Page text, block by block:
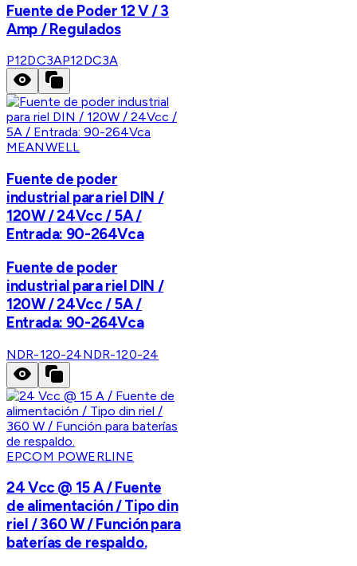
Fuente de Poder 12 V / 3
Amp / Regulados
P12DC3AP12DC3A
MEANWELL
Fuente de poder
industrial para riel DIN /
120W / 24Vcc / 5A /
Entrada: 90-264Vca
Fuente de poder
industrial para riel DIN /
120W / 24Vcc / 5A /
Entrada: 90-264Vca
NDR-120-24NDR-120-24
EPCOM POWERLINE
24 Vcc @ 15 A / Fuente
de alimentación / Tipo din
riel / 360 W / Función para
baterías de respaldo.